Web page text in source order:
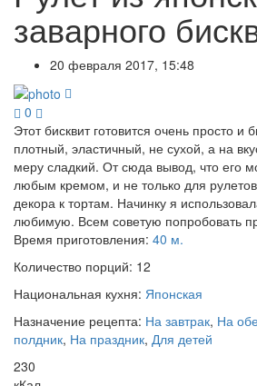
заварного
20 февраля 2017, 15:48
0
Этот бисквит готовится очень просто и
плотный, эластичный, не сухой, а на
меру сладкий. От сюда вывод, что его
любым кремом, и не только для
декора к тортам. Начинку я
любимую. Всем советую попробовать
Время приготовления: 40 м.
Количество порций: 12
Национальная кухня: Японская
Назначение рецепта: На завтрак, На
полдник, На праздник, Для детей
230